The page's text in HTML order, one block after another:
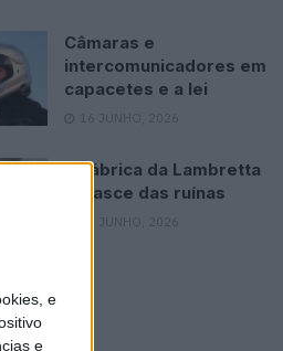
e
e
Câmaras e
intercomunicadores em
capacetes e a lei
16 JUNHO, 2026
A fábrica da Lambretta
renasce das ruínas
21 JUNHO, 2026